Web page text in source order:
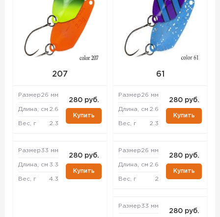
207
Размер26 мм
Длина, см 2.6
Вес, г 2.3
280 руб.
Купить
Размер33 мм
Длина, см 3.3
Вес, г 4.3
280 руб.
Купить
61
Размер26 мм
Длина, см 2.6
Вес, г 2.3
280 руб.
Купить
Размер26 мм
Длина, см 2.6
Вес, г 2
280 руб.
Купить
Размер33 мм
280 руб.